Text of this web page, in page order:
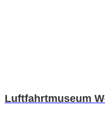
Luftfahrtmuseum